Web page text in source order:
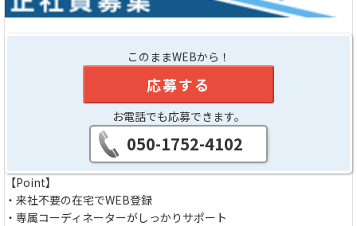
このままWEBから！
応募する
お電話でも応募できます。
050-1752-4102
【Point】
・来社不要の在宅でWEB登録
・専属コーディネーターがしっかりサポート